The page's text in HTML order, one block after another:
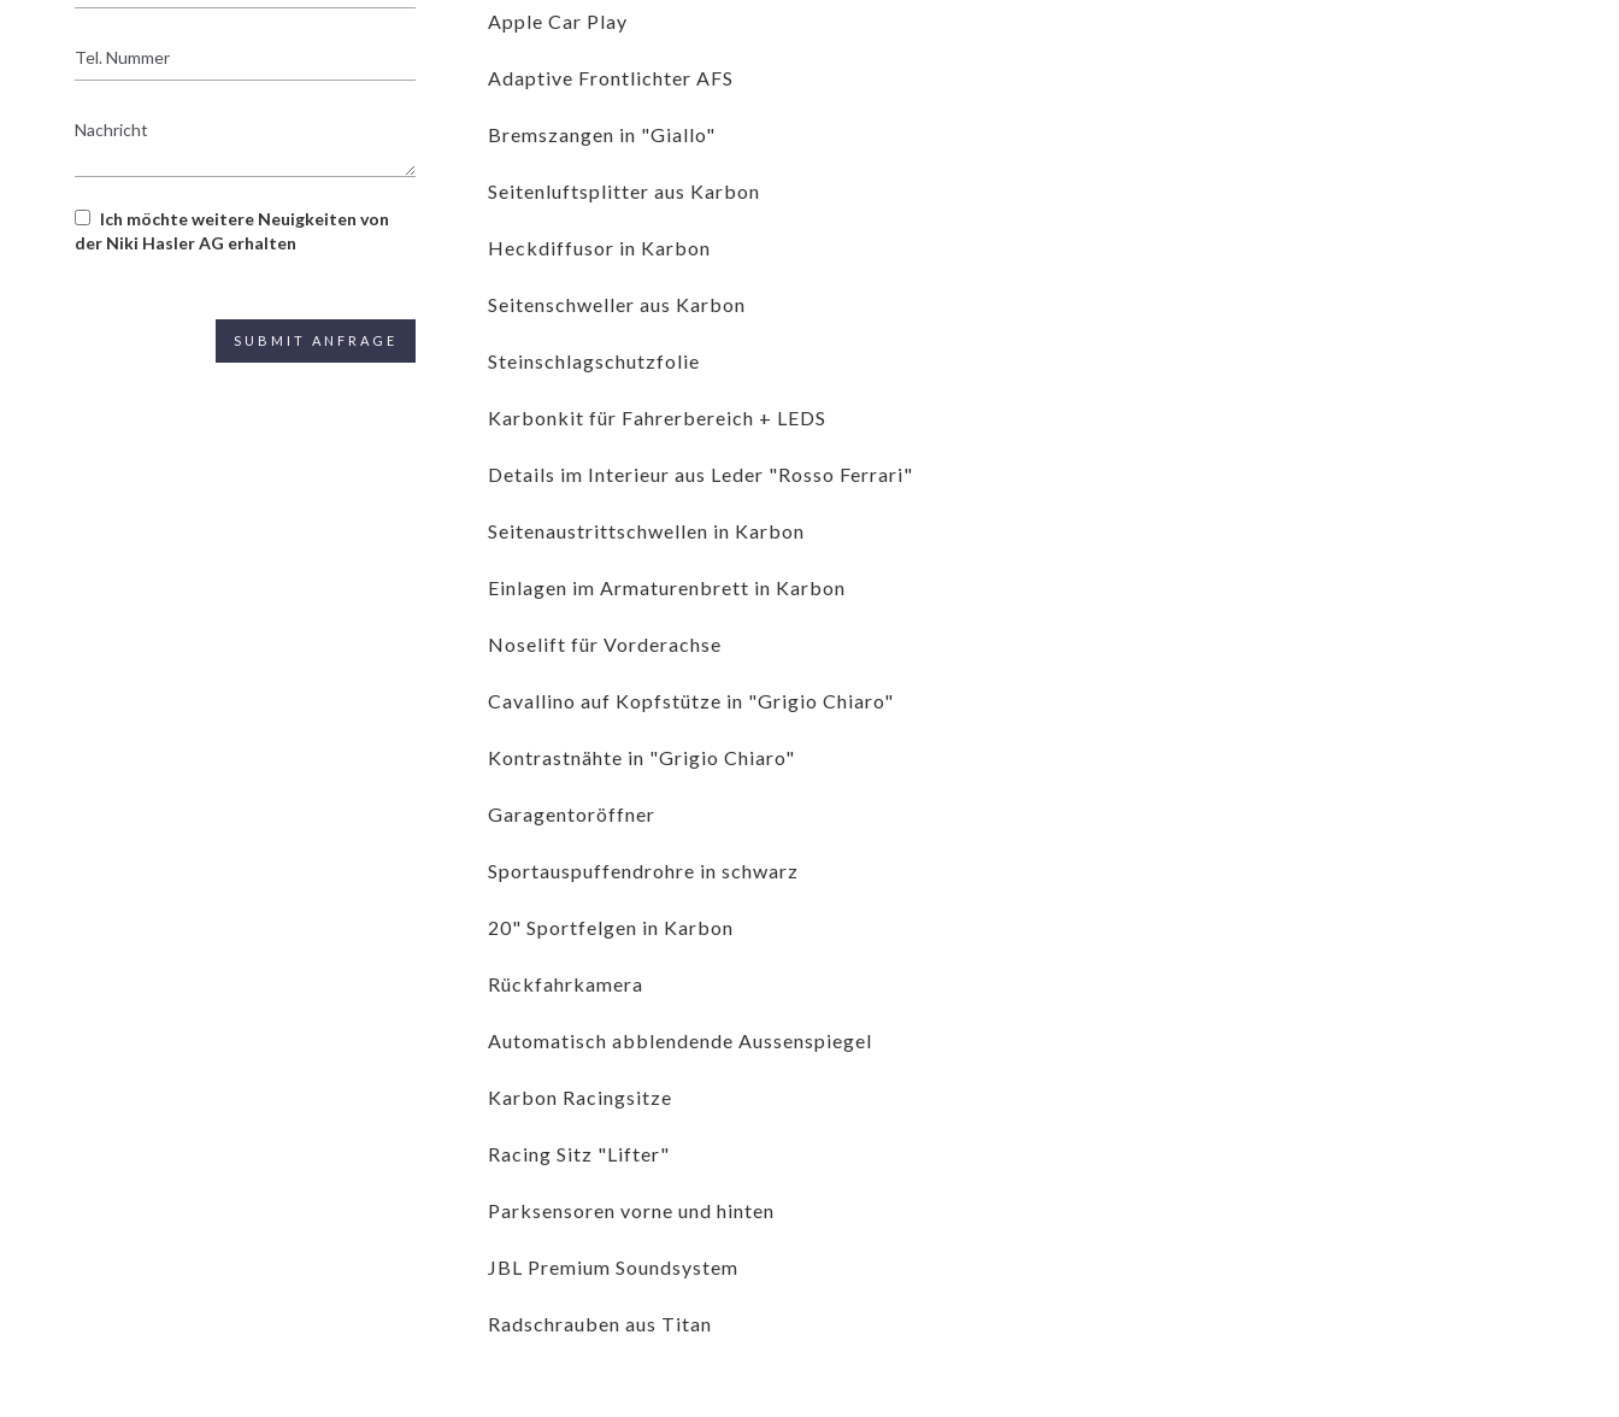
Nummer
Ich möchte weitere Neuigkeiten von
der Niki Hasler AG erhalten
Apple Car Play
Adaptive Frontlichter AFS
Bremszangen in "Giallo"
Seitenluftsplitter aus Karbon
Heckdiffusor in Karbon
Seitenschweller aus Karbon
Steinschlagschutzfolie
Karbonkit für Fahrerbereich + LEDS
Details im Interieur aus Leder "Rosso Ferrari"
Seitenaustrittschwellen in Karbon
Einlagen im Armaturenbrett in Karbon
Noselift für Vorderachse
Cavallino auf Kopfstütze in "Grigio Chiaro"
Kontrastnähte in "Grigio Chiaro"
Garagentoröffner
Sportauspuffendrohre in schwarz
20" Sportfelgen in Karbon
Rückfahrkamera
Automatisch abblendende Aussenspiegel
Karbon Racingsitze
Racing Sitz "Lifter"
Parksensoren vorne und hinten
JBL Premium Soundsystem
Radschrauben aus Titan